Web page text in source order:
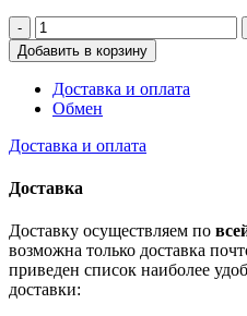
Добавить в корзину
Доставка и оплата
Обмен
Доставка и оплата
Доставка
Доставку осуществляем по
возможна только доставка
приведен список наиболее
доставки: